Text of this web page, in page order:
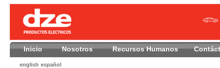
Inicio Nosotros Recursos Humanos
english español